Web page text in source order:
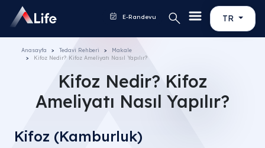
TR
E-Randevu
Anasayfa Tedavi Rehberi
Makale
Kifoz Nedir? Kifoz Ameliyatı Nasıl Yapılır?
Kifoz Nedir? Kifoz
Ameliyatı Nasıl Yapılır?
Kifoz (Kamburluk)